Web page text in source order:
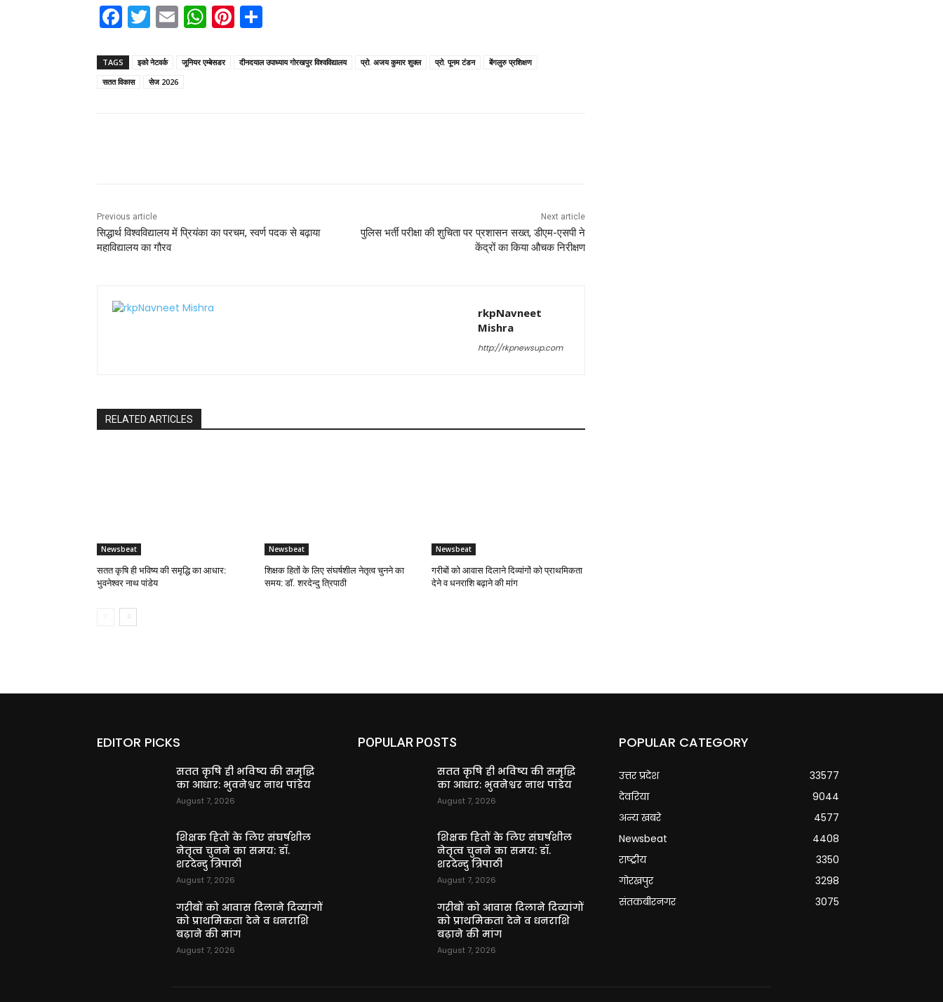
F
a
c
e
T
w
itt
er
E
m
ai
W
h
a
Pi
nt
er ar
TAGS इको नेटवर्क जूनियर एम्बेसडर दीनदयाल उपाध्याय गोरखपुर विश्वविद्यालय प्रो. अजय कुमार शुक्ल प्रो. पूनम टंडन
बेंगलुरु प्रशिक्षण
सतत विकास
सेज 2026
Previous article
सिद्धार्थ विश्वविद्यालय में प्रियंका का परचम, स्वर्ण पदक से बढ़ाया
महाविद्यालय का गौरव
Next article
पुलिस भर्ती परीक्षा की शुचिता पर प्रशासन सख्त, डीएम-एसपी ने
केंद्रों का किया औचक निरीक्षण
rkpNavneet
Mishra
http://rkpnewsup.com
RELATED ARTICLES
Newsbeat
सतत कृषि ही भविष्य की समृद्धि का आधार:
भुवनेश्वर नाथ पांडेय
Newsbeat
शिक्षक हितों के लिए संघर्षशील नेतृत्व चुनने का
समय: डॉ. शरदेन्दु त्रिपाठी
Newsbeat
गरीबों को आवास दिलाने दिव्यांगों को प्राथमिकता
देने व धनराशि बढ़ाने की मांग
EDITOR PICKS
सतत कृषि ही भविष्य की समृद्धि
का आधार: भुवनेश्वर नाथ पांडेय
August 7, 2026
शिक्षक हितों के लिए संघर्षशील
नेतृत्व चुनने का समय: डॉ.
शरदेन्दु त्रिपाठी
August 7, 2026
गरीबों को आवास दिलाने दिव्यांगों
को प्राथमिकता देने व धनराशि
बढ़ाने की मांग
August 7, 2026
POPULAR POSTS
सतत कृषि ही भविष्य की समृद्धि
का आधार: भुवनेश्वर नाथ पांडेय
August 7, 2026
शिक्षक हितों के लिए संघर्षशील
नेतृत्व चुनने का समय: डॉ.
शरदेन्दु त्रिपाठी
August 7, 2026
गरीबों को आवास दिलाने दिव्यांगों
को प्राथमिकता देने व धनराशि
बढ़ाने की मांग
August 7, 2026
POPULAR CATEGORY
उत्तर प्रदेश
33577
देवरिया
9044
अन्य खबरे
4577
Newsbeat
4408
राष्ट्रीय
3350
गोरखपुर
3298
संतकबीरनगर
3075